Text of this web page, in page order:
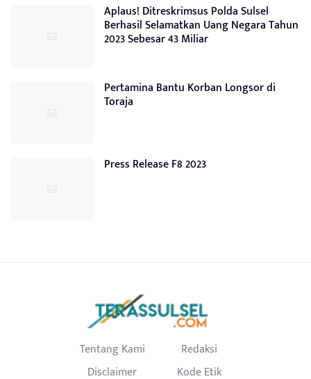
Aplaus! Ditreskrimsus Polda Sulsel
Berhasil Selamatkan Uang Negara Tahun
2023 Sebesar 43 Miliar
Pertamina Bantu Korban Longsor di
Toraja
Press Release F8 2023
Tentang Kami
Redaksi
Disclaimer
Kode Etik